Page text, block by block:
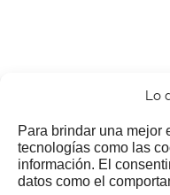
Lo
Para brindar una mejor
tecnologías como las
información. El
datos como el
¿Nos invitas a un